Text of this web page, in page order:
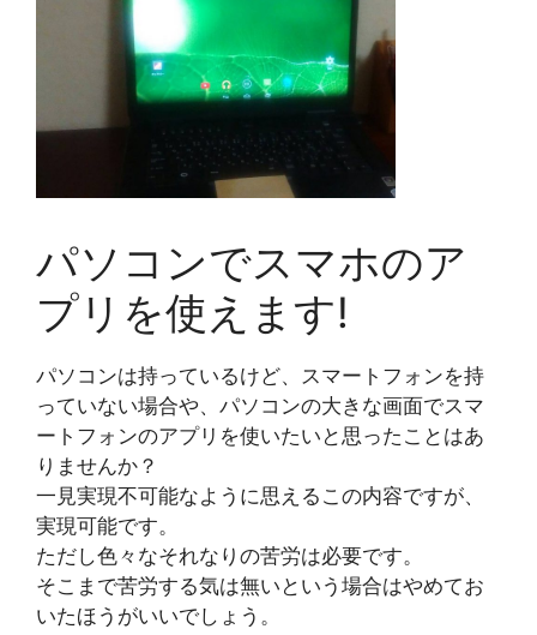
パソコンでスマホのア
プリを使えます!
パソコンは持っているけど、スマートフォンを持
っていない場合や、パソコンの大きな画面でスマ
ートフォンのアプリを使いたいと思ったことはあ
りませんか？
一見実現不可能なように思えるこの内容ですが、
実現可能です。
ただし色々なそれなりの苦労は必要です。
そこまで苦労する気は無いという場合はやめてお
いたほうがいいでしょう。